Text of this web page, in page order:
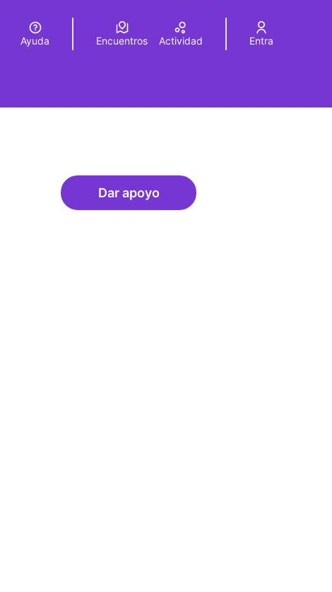
Elegir el idioma Choose language
Ayuda Encuentros Actividad Entra
de recursos
Dar apoyoResidències i governança